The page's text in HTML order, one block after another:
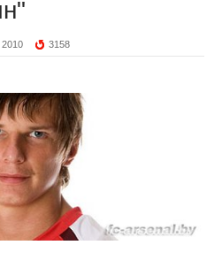
2010 3158